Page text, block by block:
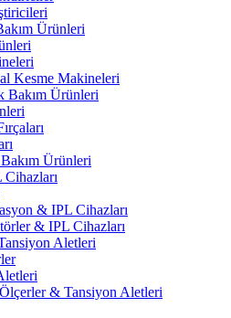
Ürünleri
Kesme Makineleri
Bakım Ürünleri
Ürünleri
& IPL Cihazları
& IPL Cihazları
Aletleri
& Tansiyon Aletleri